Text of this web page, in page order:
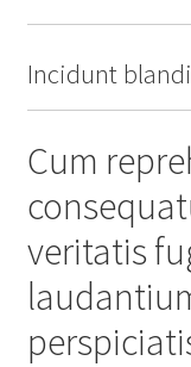
Incidunt
Cum
veritatis